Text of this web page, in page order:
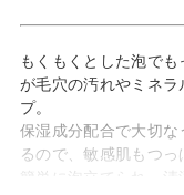
もくもくとした泡で
が毛穴の汚れやミネ
プ。
保湿成分配合で大切
るので、敏感肌もつっ
簡単に泡立てられ、